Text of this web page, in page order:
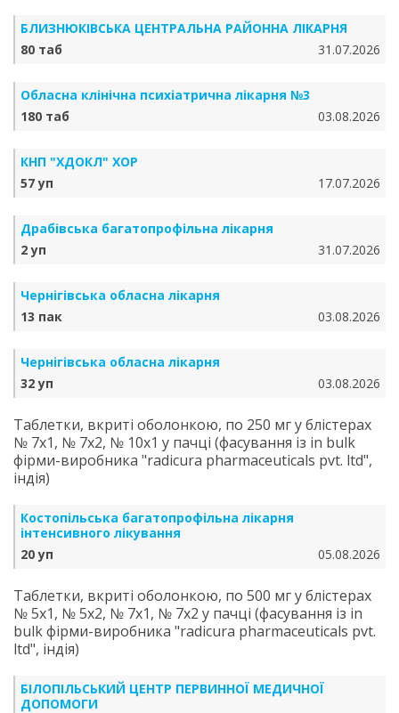
БЛИЗНЮКІВСЬКА ЦЕНТРАЛЬНА РАЙОННА ЛІКАРНЯ
80 таб
31.07.2026
Обласна клінічна психіатрична лікарня №3
180 таб
03.08.2026
КНП "ХДОКЛ" ХОР
57 уп
17.07.2026
Драбівська багатопрофільна лікарня
2 уп
31.07.2026
Чернігівська обласна лікарня
13 пак
03.08.2026
Чернігівська обласна лікарня
32 уп
03.08.2026
Таблетки, вкриті оболонкою, по 250 мг у блістерах
№ 7х1, № 7х2, № 10х1 у пачці (фасування із in bulk
фірми-виробника "radicura pharmaceuticals pvt. ltd",
індія)
Костопільська багатопрофільна лікарня
інтенсивного лікування
20 уп
05.08.2026
Таблетки, вкриті оболонкою, по 500 мг у блістерах
№ 5х1, № 5х2, № 7х1, № 7х2 у пачці (фасування із in
bulk фірми-виробника "radicura pharmaceuticals pvt.
ltd", індія)
БІЛОПІЛЬСЬКИЙ ЦЕНТР ПЕРВИННОЇ МЕДИЧНОЇ
ДОПОМОГИ